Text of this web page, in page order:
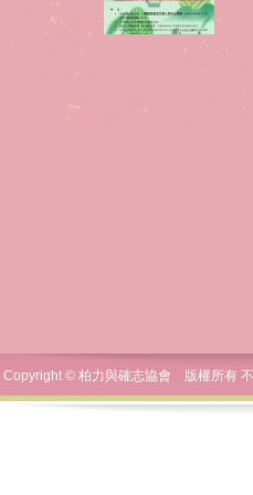
Copyright © 柏力與確志協會 版權所有